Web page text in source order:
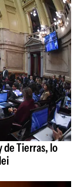
de Tierras, lo